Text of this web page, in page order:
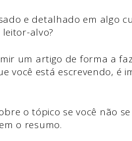
e detalhado em algo
alvo?
um artigo de forma a
você está escrevendo, é
o tópico se você não
o resumo.